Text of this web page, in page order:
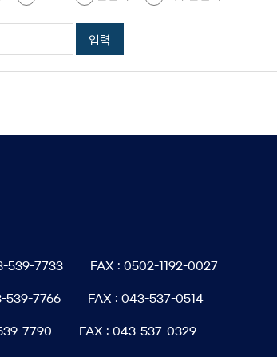
539-7733 FAX : 0502-1192-0027
539-7766 FAX : 043-537-0514
7790 FAX : 043-537-0329